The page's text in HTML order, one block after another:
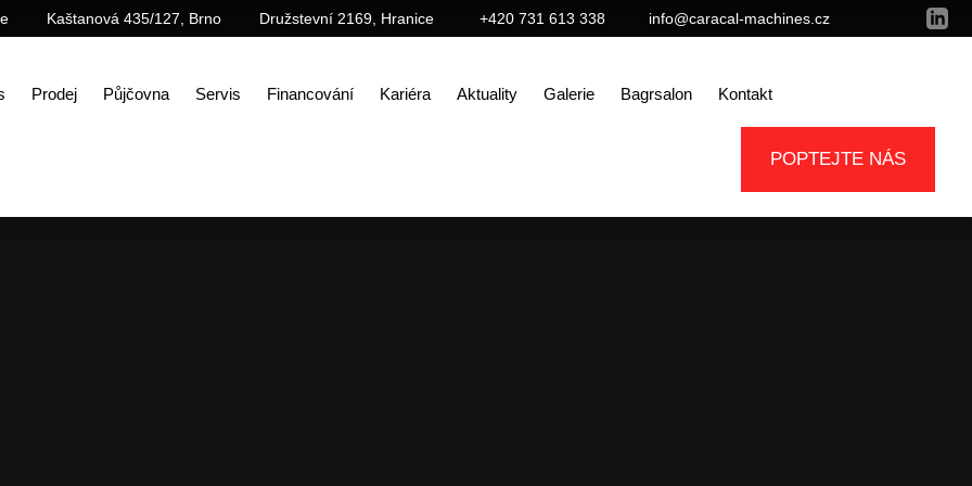
+420 731 613 338 info@caracal-machines.cz
Kaštanová 435/127, Brno Družstevní 2169, Hranice
Prodej Půjčovna Servis Financování Kariéra Aktuality Galerie Bagrsalon Kontakt
POPTEJTE NÁS